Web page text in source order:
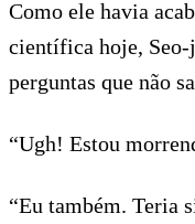
Como ele havia
científica hoje, Seo-
perguntas que não
“Ugh! Estou
“Eu também. Teria